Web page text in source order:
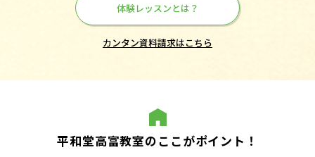
体験レッスンとは？
カンタン資料請求はこちら
平和堂高富教室のここがポイント！